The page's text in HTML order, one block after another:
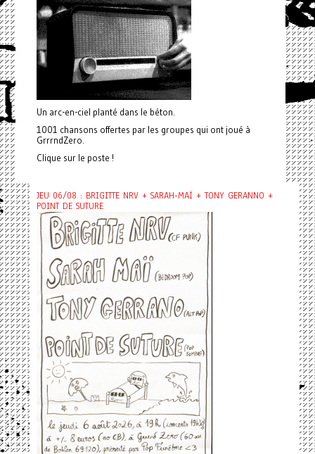
Un arc-en-ciel planté dans le béton.
1001 chansons offertes par les groupes qui ont joué à
GrrrndZero.
Clique sur le poste !
JEU 06/08 : BRIGITTE NRV + SARAH-MAÏ + TONY GERANNO +
POINT DE SUTURE